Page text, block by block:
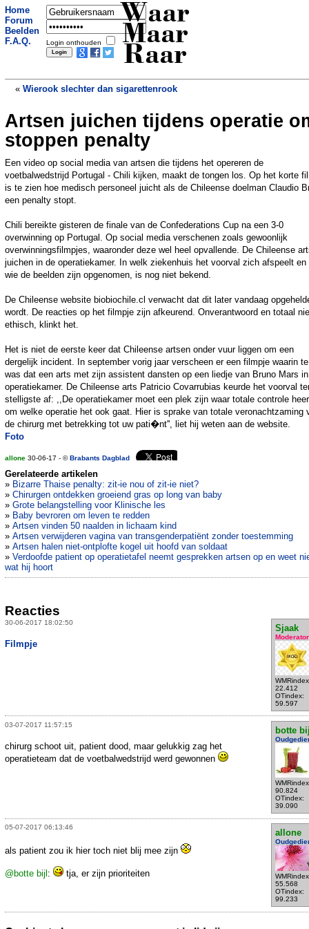
Home
Forum
Beelden
F.A.Q.
Login onthouden
Waar
Maar
Raar
« Wierook slechter dan sigarettenrook
Bedrijfsdaken als kraamkamer voor
kustvogels»
Artsen juichen tijdens operatie
stoppen penalty
Een video op social media van artsen die tijdens het opereren de
voetbalwedstrijd Portugal - Chili kijken, maakt de tongen los. Op het korte
is te zien hoe medisch personeel juicht als de Chileense doelman Claudio
een penalty stopt.
Chili bereikte gisteren de finale van de Confederations Cup na een 3-0
overwinning op Portugal. Op social media verschenen zoals gewoonlijk
overwinningsfilmpjes, waaronder deze wel heel opvallende. De Chileense
juichen in de operatiekamer. In welk ziekenhuis het voorval zich afspeelt en
wie de beelden zijn opgenomen, is nog niet bekend.
De Chileense website biobiochile.cl verwacht dat dit later vandaag
wordt. De reacties op het filmpje zijn afkeurend. Onverantwoord en totaal
ethisch, klinkt het.
Het is niet de eerste keer dat Chileense artsen onder vuur liggen om een
dergelijk incident. In september vorig jaar verscheen er een filmpje waarin
was dat een arts met zijn assistent dansten op een liedje van Bruno Mars
operatiekamer. De Chileense arts Patricio Covarrubias keurde het voorval
stelligste af: ,,De operatiekamer moet een plek zijn waar totale controle
om welke operatie het ook gaat. Hier is sprake van totale veronachtzaming
de chirurg met betrekking tot uw pati�nt'', liet hij weten aan de website.
Foto
allone 30-06-17 - ©Brabants Dagblad
Gerelateerde artikelen
» Bizarre Thaise penalty: zit-ie nou of zit-ie niet?
» Chirurgen ontdekken groeiend gras op long van baby
» Grote belangstelling voor Klinische les
» Baby bevroren om leven te redden
» Artsen vinden 50 naalden in lichaam kind
» Artsen verwijderen vagina van transgenderpatiënt zonder toestemming
» Artsen halen niet-ontplofte kogel uit hoofd van soldaat
» Verdoofde patient op operatietafel neemt gesprekken artsen op en weet
wat hij hoort
Reacties
30-06-2017 18:02:50
Sjaak
Moderator
22.412
OTindex:
59.597
Filmpje
03-07-2017 11:57:15
botte
90.824
OTindex:
39.090
chirurg schoot uit, patient dood, maar gelukkig zag het
operatieteam dat de voetbalwedstrijd werd gewonnen
05-07-2017 06:13:46
allone
55.568
OTindex:
99.233
als patient zou ik hier toch niet blij mee zijn
@botte bijl : tja, er zijn prioriteiten